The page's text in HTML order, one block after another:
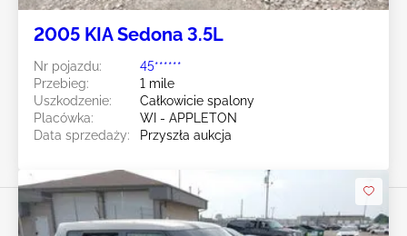
2005 KIA Sedona 3.5L
Nr pojazdu:
45******
Przebieg:
1 mile
Uszkodzenie:
Całkowicie spalony
Placówka:
WI - APPLETON
Data sprzedaży:
Przyszła aukcja